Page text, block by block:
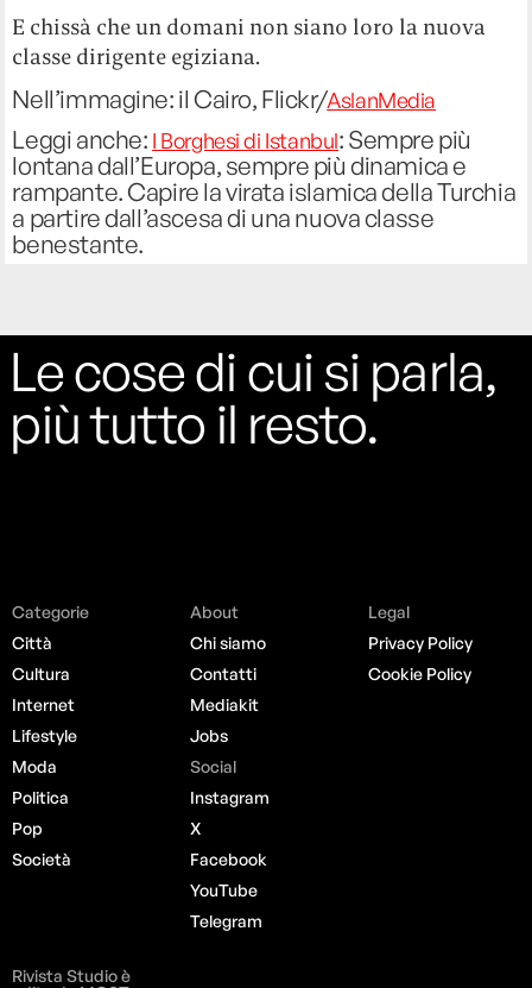
E chissà che un domani non siano loro la nuova
classe dirigente egiziana.
Nell’immagine: il Cairo, Flickr/AslanMedia
Leggi anche: I Borghesi di Istanbul: Sempre più
lontana dall’Europa, sempre più dinamica e
rampante. Capire la virata islamica della Turchia
a partire dall’ascesa di una nuova classe
benestante.
Le cose di cui si parla,
più tutto il resto.
Categorie
Città
Cultura
Internet
Lifestyle
Moda
Politica
Pop
Società
About
Chi siamo
Contatti
Mediakit
Jobs
Social
Instagram
X
Facebook
YouTube
Telegram
Legal
Privacy Policy
Cookie Policy
Rivista Studio è